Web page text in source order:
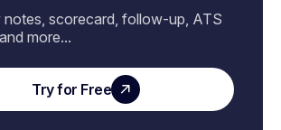
notes, scorecard, follow-up, ATS
more...
Try for Free